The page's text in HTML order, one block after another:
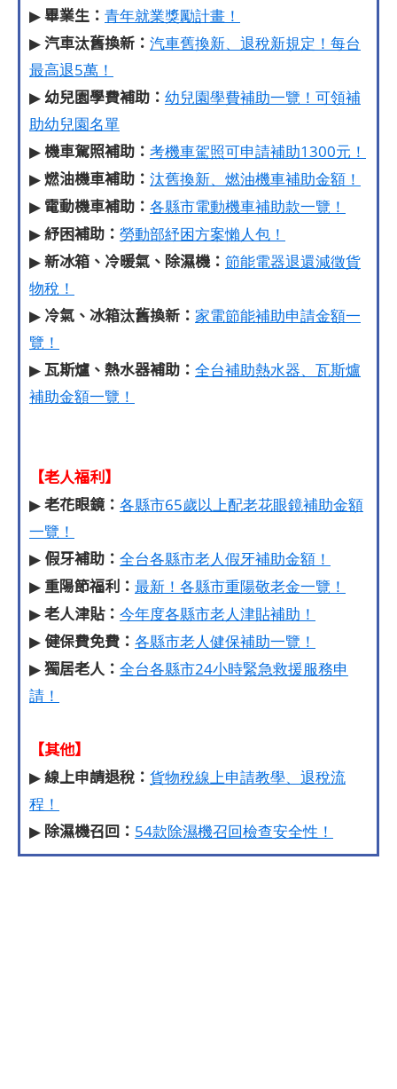
▶畢業生： 青年就業獎勵計畫！
▶汽車汰舊換新： 汽車舊換新、退稅新規定！每台
最高退5萬！
▶幼兒園學費補助： 幼兒園學費補助一覽！可領補
助幼兒園名單
▶機車駕照補助： 考機車駕照可申請補助1300元！
▶燃油機車補助： 汰舊換新、燃油機車補助金額！
▶ 電動機車補助： 各縣市電動機車補助款一覽！
▶紓困補助： 勞動部紓困方案懶人包！
▶新冰箱、冷暖氣、除濕機： 節能電器退還減徵貨
物稅！
▶ 冷氣、冰箱汰舊換新： 家電節能補助申請金額一
覽！
▶ 瓦斯爐、熱水器補助： 全台補助熱水器、瓦斯爐
補助金額一覽！
【老人福利】
▶老花眼鏡： 各縣市65歲以上配老花眼鏡補助金額
一覽！
▶ 假牙補助： 全台各縣市老人假牙補助金額！
▶ 重陽節福利： 最新！各縣市重陽敬老金一覽！
▶老人津貼： 今年度各縣市老人津貼補助！
▶ 健保費免費： 各縣市老人健保補助一覽！
▶獨居老人： 全台各縣市24小時緊急救援服務申
請！
【其他】
▶線上申請退稅： 貨物稅線上申請教學、退稅流
程！
▶ 除濕機召回： 54款除濕機召回檢查安全性！